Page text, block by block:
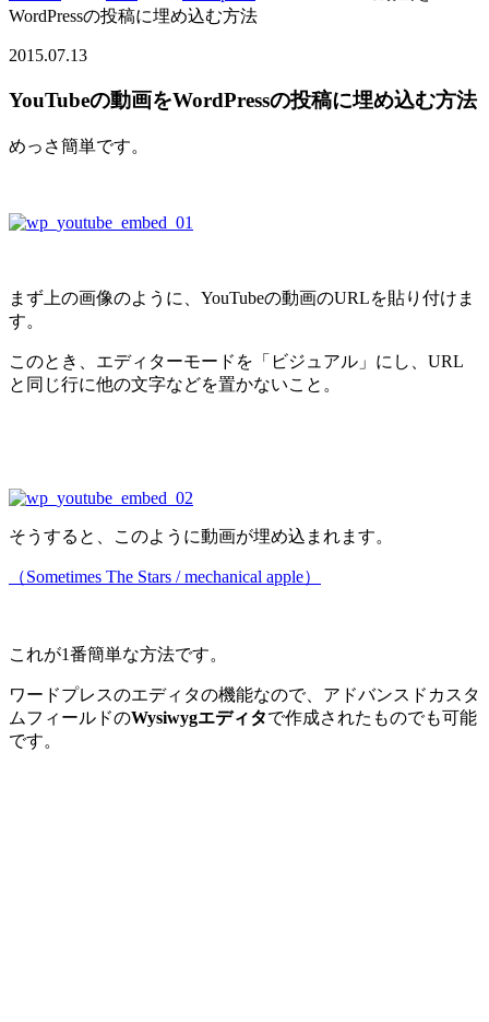
WordPressの投稿に埋め込む方法
2015.07.13
YouTubeの動画をWordPressの投稿に埋め込む方法
めっさ簡単です。
まず上の画像のように、YouTubeの動画のURLを貼り付けま
す。
このとき、エディターモードを「ビジュアル」にし、URL
と同じ行に他の文字などを置かないこと。
そうすると、このように動画が埋め込まれます。
（Sometimes The Stars / mechanical apple）
これが1番簡単な方法です。
ワードプレスのエディタの機能なので、アドバンスドカスタ
ムフィールドのWysiwygエディタで作成されたものでも可能
です。